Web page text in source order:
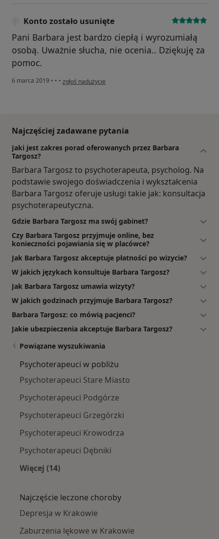
Konto zostało usunięte
Pani Barbara jest bardzo ciepłą i wyrozumiałą
osobą. Uważnie słucha, nie ocenia.. Dziękuję za
pomoc.
6 marca 2019 • • • w opinii użytkownika Konto zostało usunięte
zgłoś nadużycie
Najczęściej zadawane pytania
Jaki jest zakres porad oferowanych przez Barbara
Targosz?
Barbara Targosz to psychoterapeuta, psycholog. Na
podstawie swojego doświadczenia i wykształcenia
Barbara Targosz oferuje usługi takie jak: konsultacja
psychoterapeutyczna.
Gdzie Barbara Targosz ma swój gabinet?
Czy Barbara Targosz przyjmuje online, bez
konieczności pojawiania się w placówce?
Jak Barbara Targosz akceptuje płatności po wizycie?
W jakich językach konsultuje Barbara Targosz?
Jak Barbara Targosz umawia wizyty?
W jakich godzinach przyjmuje Barbara Targosz?
Barbara Targosz: co mówią pacjenci?
Jakie ubezpieczenia akceptuje Barbara Targosz?
Powiązane wyszukiwania
Psychoterapeuci w pobliżu
Psychoterapeuci Stare Miasto
Psychoterapeuci Podgórze
Psychoterapeuci Grzegórzki
Psychoterapeuci Krowodrza
Psychoterapeuci Dębniki
Więcej (14)
Najczęście leczone choroby
Depresja w Krakowie
Zaburzenia lękowe w Krakowie